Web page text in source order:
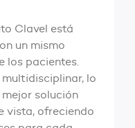
Clavel está
un mismo
los pacientes.
lo
solución
vista, ofreciendo